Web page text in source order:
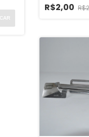
R$2,00